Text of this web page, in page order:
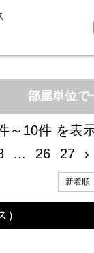
部屋単位で
～10件 を表
... 26 27 ›